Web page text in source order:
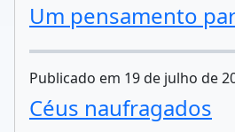
Um pensamento
Publicado em 19 de julho de
Céus naufragados